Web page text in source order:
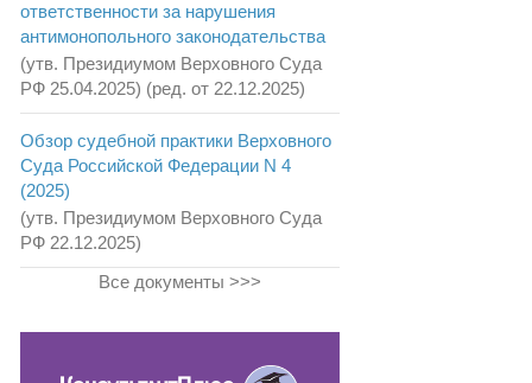
ответственности за нарушения
антимонопольного законодательства
(утв. Президиумом Верховного Суда
РФ 25.04.2025) (ред. от 22.12.2025)
Обзор судебной практики Верховного
Суда Российской Федерации N 4
(2025)
(утв. Президиумом Верховного Суда
РФ 22.12.2025)
Все документы >>>